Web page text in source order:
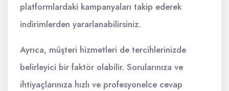
platformlardaki kampanyaları takip ederek
indirimlerden yararlanabilirsiniz.
Ayrıca, müşteri hizmetleri de tercihlerinizde
belirleyici bir faktör olabilir. Sorularınıza ve
ihtiyaçlarınıza hızlı ve profesyonelce cevap